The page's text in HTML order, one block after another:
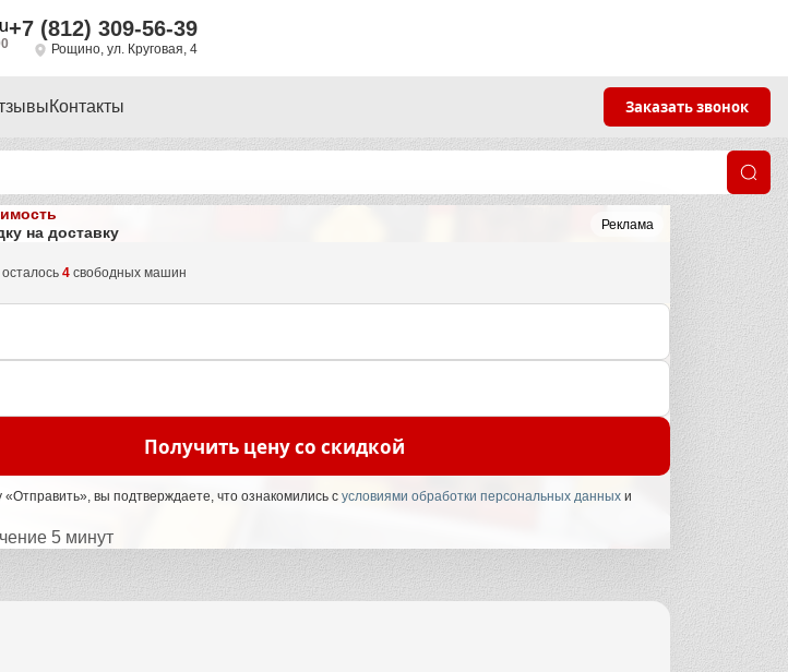
+7 (812) 309-56-39
Рощино, ул. Круговая, 4
Контакты Заказать звонок
Реклама
на доставку
осталось4 свободных машин
Получить цену со скидкой
«Отправить», вы подтверждаете, что ознакомились сусловиями обработки персональных данных и
5 минут